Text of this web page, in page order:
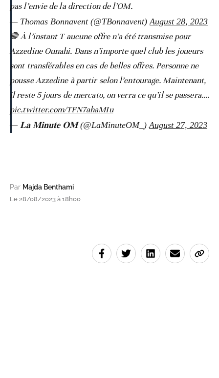
pas l’envie de la direction de l’OM.
— Thomas Bonnavent (@TBonnavent) August 28, 2023
🛑 À l’instant T aucune offre n’a été transmise pour
Azzedine Ounahi. Dans n’importe quel club les joueurs
sont transférables en cas de belles offres. Personne ne
pousse Azzedine à partir selon l’entourage. Maintenant,
il reste 5 jours de mercato, on verra ce qu’il se passera.…
pic.twitter.com/TFN7ahaMIu
— 𝐋𝐚 𝐌𝐢𝐧𝐮𝐭𝐞 𝐎𝐌 (@LaMinuteOM_) August 27, 2023
Par Majda Benthami
Le 28/08/2023 à 18h00